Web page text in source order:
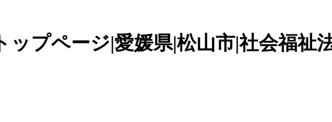
ップページ|愛媛県|松山市|社会福祉